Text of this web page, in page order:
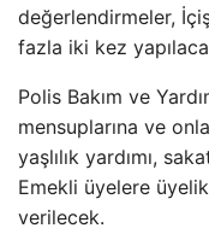
değerlendirmeler,
fazla iki kez
Polis Bakım ve
mensuplarına ve
yaşlılık yardımı,
Emekli üyelere
verilecek.